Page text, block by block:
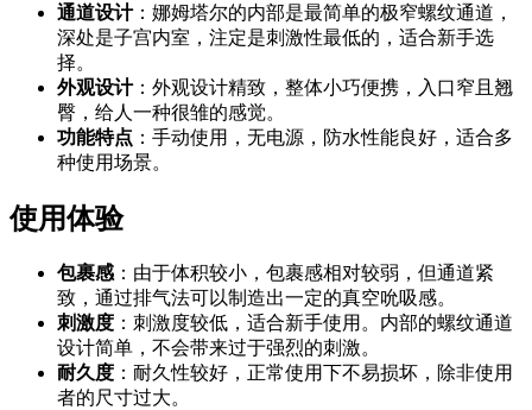
通道设计：娜姆塔尔的内部是最简单的极窄螺纹通道，
深处是子宫内室，注定是刺激性最低的，适合新手选
择。
外观设计：外观设计精致，整体小巧便携，入口窄且翘
臀，给人一种很雏的感觉。
功能特点 ：手动使用，无电源，防水性能良好，适合多
种使用场景。
使用体验
包裹感 ：由于体积较小，包裹感相对较弱，但通道紧
致，通过排气法可以制造出一定的真空吮吸感。
刺激度 ：刺激度较低，适合新手使用。内部的螺纹通道
设计简单，不会带来过于强烈的刺激。
耐久度 ：耐久性较好，正常使用下不易损坏，除非使用
者的尺寸过大。